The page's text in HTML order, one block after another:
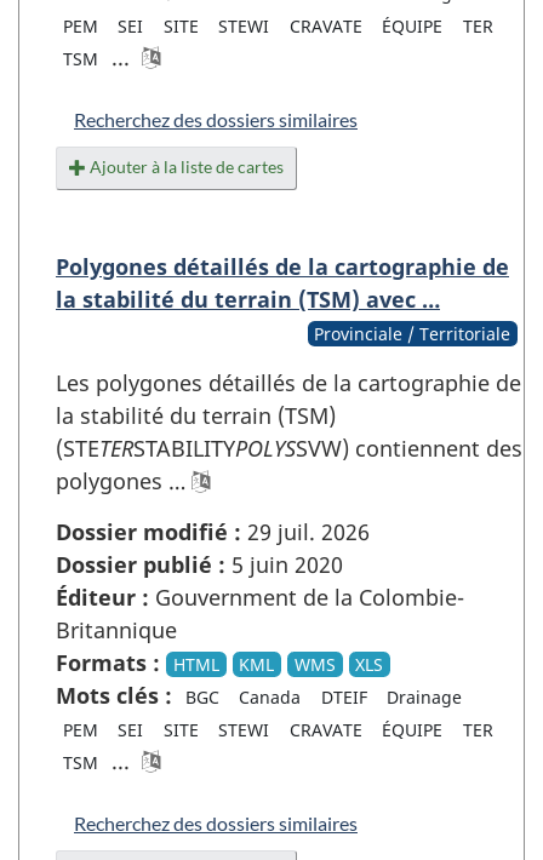
PEM
SEI SITE STEWI CRAVATE ÉQUIPE
TER
TSM
...
Recherchez des dossiers similaires
Ajouter à la liste de cartes
Polygones détaillés de la cartographie de
la stabilité du terrain (TSM) avec …
Provinciale / Territoriale
Les polygones détaillés de la cartographie de
la stabilité du terrain (TSM)
(STETERSTABILITYPOLYSSVW) contiennent des
polygones …
Dossier modifié : 29 juil. 2026
Dossier publié : 5 juin 2020
Éditeur : Gouvernment de la Colombie-
Britannique
Formats :
HTML KML WMS XLS
Mots clés : BGC Canada DTEIF
Drainage
PEM
SEI SITE STEWI CRAVATE ÉQUIPE
TER
TSM
...
Recherchez des dossiers similaires